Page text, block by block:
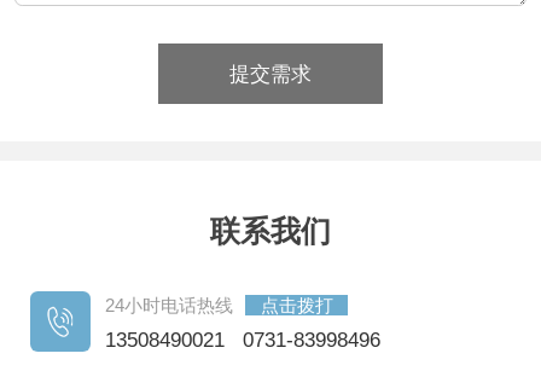
提交需求
联系我们
24小时电话热线 点击拨打
13508490021 0731-83998496